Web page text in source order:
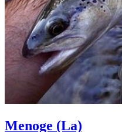
Menoge (La)